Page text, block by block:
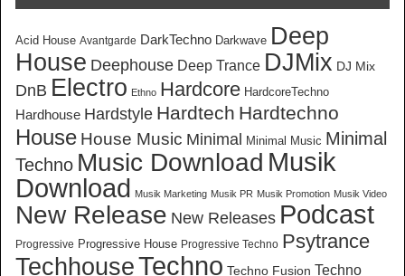
Acid House Avantgarde DarkTechno Darkwave Deep
House Deephouse Deep Trance DJMix DJ Mix
DnB Electro Ethno Hardcore HardcoreTechno
Hardhouse Hardstyle Hardtech Hardtechno
House House Music Minimal Minimal Music Minimal
Techno Music Download Musik
Download Musik Marketing Musik PR Musik Promotion Musik Video
New Release New Releases Podcast
Progressive Progressive House Progressive Techno Psytrance
TechhouseTechno Techno Fusion Techno